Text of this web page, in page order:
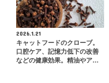
2026.1.21
キャットフードのクローブ。
口腔ケア、記憶力低下の改善
などの健康効果。精油やア…